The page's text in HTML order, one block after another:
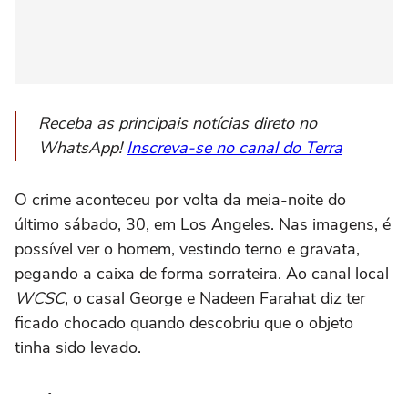
Receba as principais notícias direto no
WhatsApp!Inscreva-se no canal do Terra
O crime aconteceu por volta da meia-noite do
último sábado, 30, em Los Angeles. Nas imagens, é
possível ver o homem, vestindo terno e gravata,
pegando a caixa de forma sorrateira. Ao canal local
WCSC, o casal George e Nadeen Farahat diz ter
ficado chocado quando descobriu que o objeto
tinha sido levado.